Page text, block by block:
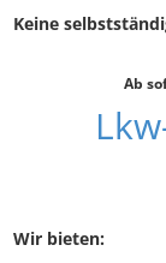
Keine
Ab
Wir bieten: